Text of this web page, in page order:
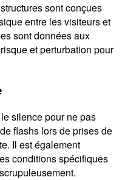
sont conçues
entre les visiteurs et
sont données aux
et perturbation pour
silence pour ne pas
flashs lors de prises de
Il est également
conditions spécifiques